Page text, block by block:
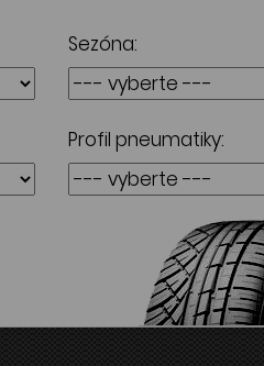
Sezóna:
Profil pneumatiky: